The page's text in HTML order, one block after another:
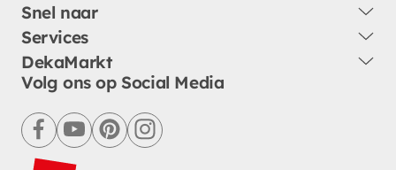
Snel naar
Services
DekaMarkt
Volg ons op Social Media
facebookyoutubepinterestinstagram